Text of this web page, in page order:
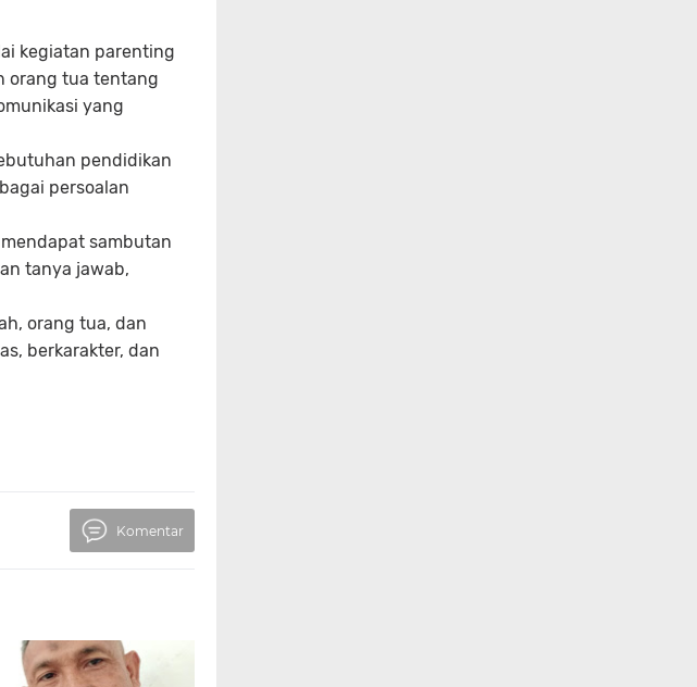
kegiatan parenting
orang tua tentang
yang
pendidikan
persoalan
sambutan
tanya jawab,
orang tua, dan
berkarakter, dan
Komentar